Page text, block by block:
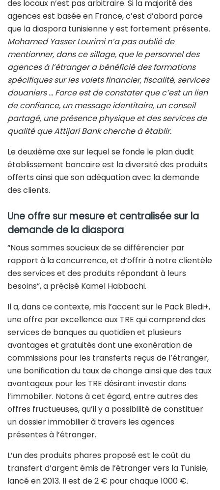
des locaux n’est pas arbitraire. Si la majorité des
agences est basée en France, c’est d’abord parce
que la diaspora tunisienne y est fortement présente.
Mohamed Yasser Lourimi n’a pas oublié de
mentionner, dans ce sillage, que le personnel des
agences à l’étranger a bénéficié des formations
spécifiques sur les volets financier, fiscalité, services
douaniers … Force est de constater que c’est un lien
de confiance, un message identitaire, un conseil
partagé, une présence physique et des services de
qualité que Attijari Bank cherche à établir.
Le deuxième axe sur lequel se fonde le plan dudit
établissement bancaire est la diversité des produits
offerts ainsi que son adéquation avec la demande
des clients.
Une offre sur mesure et centralisée sur la
demande de la diaspora
“Nous sommes soucieux de se différencier par
rapport à la concurrence, et d’offrir à notre clientèle
des services et des produits répondant à leurs
besoins”, a précisé Kamel Habbachi.
Il a, dans ce contexte, mis l’accent sur le Pack Bledi+,
une offre par excellence aux TRE qui comprend des
services de banques au quotidien et plusieurs
avantages et gratuités dont une exonération de
commissions pour les transferts reçus de l’étranger,
une bonification du taux de change ainsi que des taux
avantageux pour les TRE désirant investir dans
l’immobilier. Notons à cet égard, entre autres des
offres fructueuses, qu’il y a possibilité de constituer
un dossier immobilier à travers les agences
présentes à l’étranger.
L’un des produits phares proposé est le coût du
transfert d’argent émis de l’étranger vers la Tunisie,
lancé en 2013. Il est de 2 € pour chaque 1000 €.